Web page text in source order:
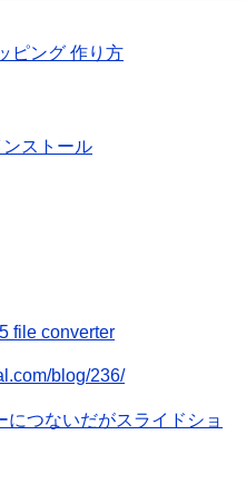
ピング 作り方
ストール
file converter
blog/236/
つないだがスライドショ